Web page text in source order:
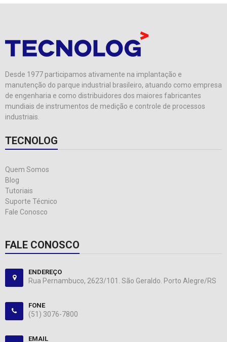
Desde 1977 participamos ativamente na implantação e
manutenção do parque industrial brasileiro, atuando como empresa
de engenharia e como distribuidores dos maiores fabricantes
mundiais de instrumentos de medição e controle de processos
industriais.
TECNOLOG
Quem Somos
Blog
Tutoriais
Suporte Técnico
Fale Conosco
FALE CONOSCO
ENDEREÇO
Rua Pernambuco, 2623/101. São Geraldo. Porto Alegre/RS
FONE
(51) 3076-7800
EMAIL